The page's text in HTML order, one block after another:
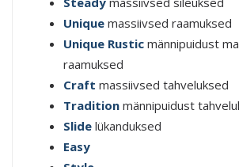
Unique massiivsed raamuksed
Unique Rustic männipuidust
raamuksed
Craft massiivsed tahveluksed
Tradition männipuidust
Slide lükanduksed
Easy